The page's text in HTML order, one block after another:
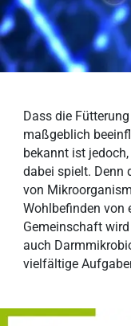
Dass die
maßgeblich
bekannt ist
dabei spielt. Denn
von
Wohlbefinden von
Gemeinschaft
auch
vielfältige